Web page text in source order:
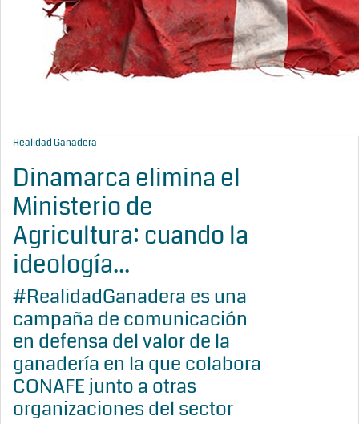
Realidad Ganadera
Dinamarca elimina el
Ministerio de
Agricultura: cuando la
ideología...
#RealidadGanadera es una
campaña de comunicación
en defensa del valor de la
ganadería en la que colabora
CONAFE junto a otras
organizaciones del sector